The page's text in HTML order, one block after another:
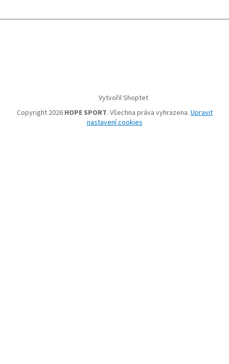
Vytvořil Shoptet
Copyright 2026 HOPE SPORT. Všechna práva vyhrazena.Upravit
nastavení cookies